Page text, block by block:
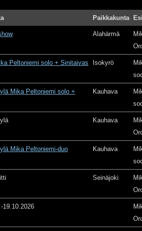
Paikkakunta
Alahärmä
Peltoniemi solo + Sinitaivas Isokyrö
Mika Peltoniemi solo +
Kauhava
Kauhava
Mika Peltoniemi-duo Kauhava
Seinäjoki
19.10.2026